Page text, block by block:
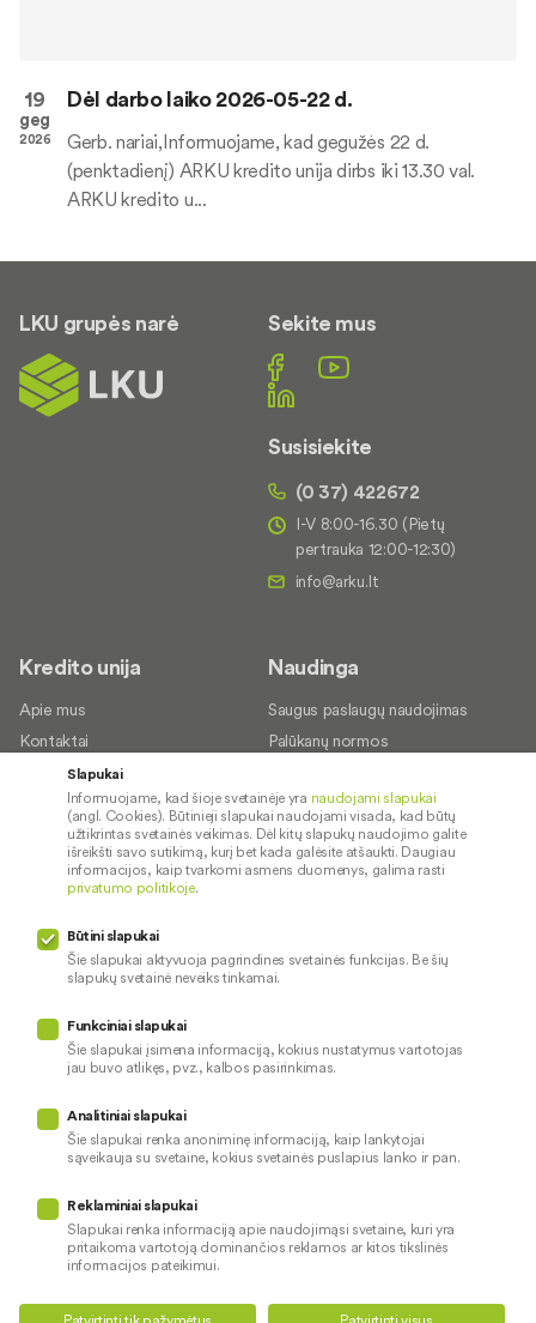
19
geg
2026
Dėl darbo laiko 2026-05-22 d.
Gerb. nariai,Informuojame, kad gegužės 22 d.
(penktadienį) ARKU kredito unija dirbs iki 13.30 val.
ARKU kredito u...
LKU grupės narė Sekite mus
Susisiekite
(0 37) 422672
I-V 8:00-16.30 (Pietų
pertrauka 12:00-12:30)
Kredito unija
Apie mus
Kontaktai
Karjera
Socialinė atsakomybė
Naudinga
Saugus paslaugų naudojimas
Palūkanų normos
įkainiai
Dokumentų santraukos
Diplomai
Pranešėjų apsauga
Privatumo politika
Naudojami slapukai
Pinigų plovimo prevencija
Skundų nagrinėjimas
Prieinamumo pareiškimas
Teikti kredito paraišką Susisiekite
Slapukai
Informuojame, kad šioje svetainėje yra naudojami slapukai
(angl. Cookies). Būtinieji slapukai naudojami visada, kad būtų
užtikrintas svetainės veikimas. Dėl kitų slapukų naudojimo galite
išreikšti savo sutikimą, kurį bet kada galėsite atšaukti. Daugiau
informacijos, kaip tvarkomi asmens duomenys, galima rasti
privatumo politikoje.
Būtini slapukai
Šie slapukai aktyvuoja pagrindines svetainės funkcijas. Be šių
slapukų svetainė neveiks tinkamai.
Funkciniai slapukai
Šie slapukai įsimena informaciją, kokius nustatymus vartotojas
jau buvo atlikęs, pvz., kalbos pasirinkimas.
Analitiniai slapukai
Šie slapukai renka anoniminę informaciją, kaip lankytojai
sąveikauja su svetaine, kokius svetainės puslapius lanko ir pan.
Reklaminiai slapukai
Slapukai renka informaciją apie naudojimąsi svetaine, kuri yra
pritaikoma vartotoją dominančios reklamos ar kitos tikslinės
informacijos pateikimui.